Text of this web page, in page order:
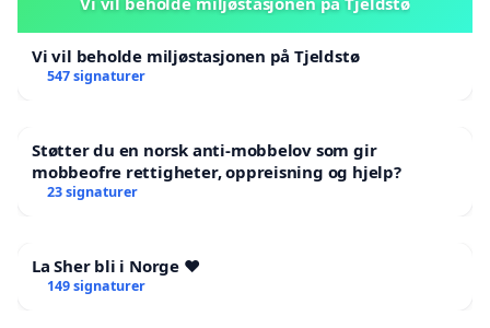
Vi vil beholde miljøstasjonen på Tjeldstø
547 signaturer
Støtter du en norsk anti-mobbelov som gir
mobbeofre rettigheter, oppreisning og hjelp?
23 signaturer
La Sher bli i Norge ❤️
149 signaturer